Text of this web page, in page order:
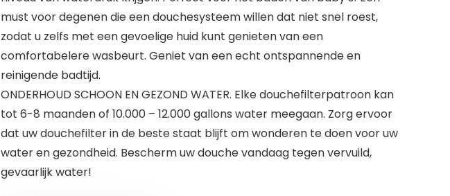
must voor degenen die een douchesysteem willen dat niet snel roest,
zodat u zelfs met een gevoelige huid kunt genieten van een
comfortabelere wasbeurt. Geniet van een echt ontspannende en
reinigende badtijd.
ONDERHOUD SCHOON EN GEZOND WATER. Elke douchefilterpatroon kan
tot 6-8 maanden of 10.000 – 12.000 gallons water meegaan. Zorg ervoor
dat uw douchefilter in de beste staat blijft om wonderen te doen voor uw
water en gezondheid. Bescherm uw douche vandaag tegen vervuild,
gevaarlijk water!